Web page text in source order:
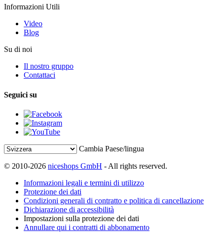
Informazioni Utili
Video
Blog
Su di noi
Il nostro gruppo
Contattaci
Seguici su
Cambia Paese/lingua
© 2010-2026 niceshops GmbH - All rights reserved.
Informazioni legali e termini di utilizzo
Protezione dei dati
Condizioni generali di contratto e politica di cancellazione
Dichiarazione di accessibilità
Impostazioni sulla protezione dei dati
Annullare qui i contratti di abbonamento